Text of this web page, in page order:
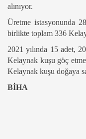
alınıyor.
Üretme istasyonunda
birlikte toplam 336
2021 yılında 15 adet,
Kelaynak kuşu göç
Kelaynak kuşu doğaya
BİHA